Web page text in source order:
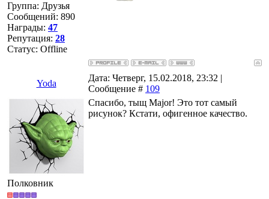
Группа: Друзья
Сообщений: 890
Награды: 47
Репутация: 28
Статус: Offline
Yoda
Дата: Четверг, 15.02.2018, 23:32 |
Сообщение # 109
Полковник
Спасибо, тыщ Major! Это тот самый
рисунок? Кстати, офигенное качество.